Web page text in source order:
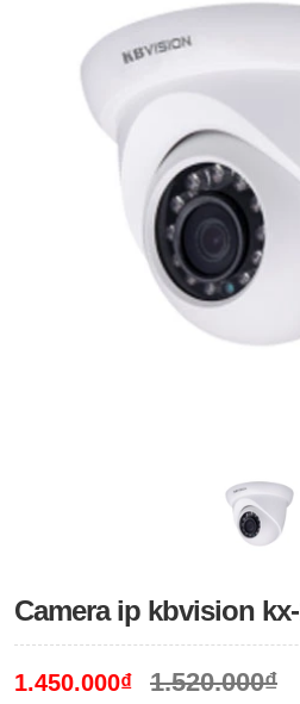
Camera ip kbvision
1.450.000₫ 1.520.000₫